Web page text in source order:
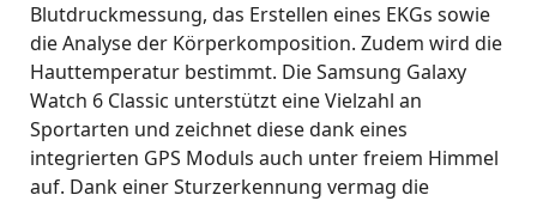
Blutdruckmessung, das Erstellen eines EKGs sowie
die Analyse der Körperkomposition. Zudem wird die
Hauttemperatur bestimmt. Die Samsung Galaxy
Watch 6 Classic unterstützt eine Vielzahl an
Sportarten und zeichnet diese dank eines
integrierten GPS Moduls auch unter freiem Himmel
auf. Dank einer Sturzerkennung vermag die